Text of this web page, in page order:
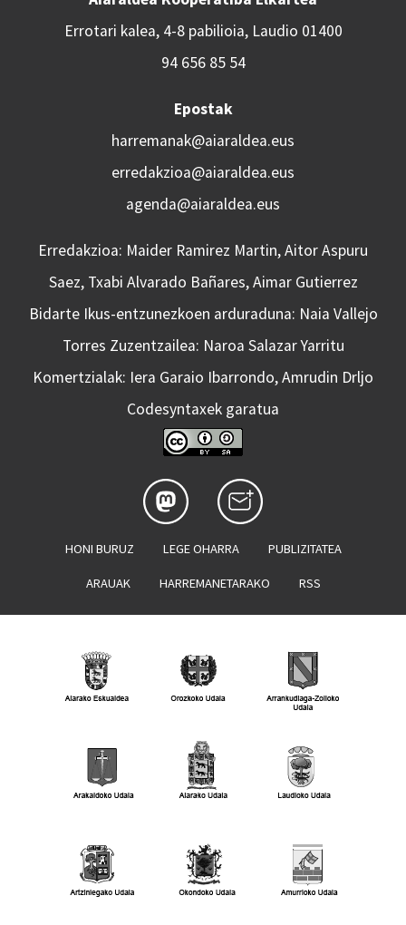
Errotari kalea, 4-8 pabilioia, Laudio 01400
94 656 85 54
Epostak
harremanak@aiaraldea.eus
erredakzioa@aiaraldea.eus
agenda@aiaraldea.eus
Erredakzioa: Maider Ramirez Martin, Aitor Aspuru
Saez, Txabi Alvarado Bañares, Aimar Gutierrez
Bidarte Ikus-entzunezkoen arduraduna: Naia Vallejo
Torres Zuzentzailea: Naroa Salazar Yarritu
Komertzialak: Iera Garaio Ibarrondo, Amrudin Drljo
Codesyntaxek garatua
HONI BURUZ LEGE OHARRA PUBLIZITATEA
ARAUAK HARREMANETARAKO RSS